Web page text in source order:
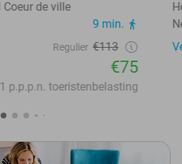
Coeur de ville
9 min.
Regulier €113
€75
p.p.p.n. toeristenbelasting